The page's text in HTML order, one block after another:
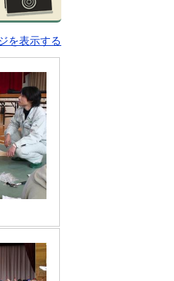
を表示する